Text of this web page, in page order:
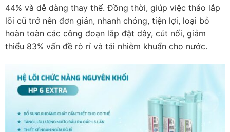
44% và dễ dàng thay thế. Đồng thời, giúp việc tháo lắp
lõi cũ trở nên đơn giản, nhanh chóng, tiện lợi, loại bỏ
hoàn toàn các công đoạn lắp đặt dây, cút nối, giảm
thiểu 83% vấn đề rò rỉ và tái nhiễm khuẩn cho nước.